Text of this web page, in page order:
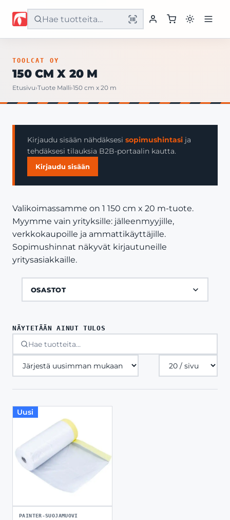
Etusivu
Yritys
Yhteystiedot
TOOLCAT OY
150 CM X 20 M
Etusivu›Tuote Malli›150 cm x 20 m
Kirjaudu sisään nähdäksesi sopimushintasi ja
tehdäksesi tilauksia B2B-portaalin kautta.
Kirjaudu sisään
Valikoimassamme on 1 150 cm x 20 m-tuote.
Myymme vain yrityksille: jälleenmyyjille,
verkkokaupoille ja ammattikäyttäjille.
Sopimushinnat näkyvät kirjautuneille
yritysasiakkaille.
OSASTOT
NÄYTETÄÄN AINUT TULOS
Tuotteita
sivulla
Uusi
PAINTER-SUOJAMUOVI